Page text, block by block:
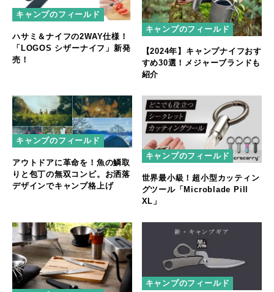
キャンプのフィールド
ハサミ＆ナイフの2WAY仕様！
「LOGOS シザーナイフ」新発
売！
キャンプのフィールド
【2024年】キャンプナイフおす
すめ30選！メジャーブランドも
紹介
キャンプのフィールド
アウトドアに革命を！魚の鱗取
りと包丁の無双コンビ。お洒落
デザインでキャンプ格上げ
キャンプのフィールド
世界最小級！超小型カッティン
グツール「Microblade Pill
XL」
キャンプのフィールド